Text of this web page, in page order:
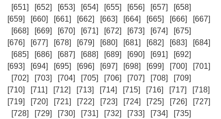
[651]
[652] [653] [654] [655] [656] [657]
[658]
[659]
[660] [661] [662] [663] [664] [665] [666]
[667]
[668]
[669] [670] [671] [672] [673] [674]
[675]
[676]
[677] [678] [679] [680] [681] [682] [683]
[684]
[685]
[686] [687] [688] [689] [690] [691]
[692]
[693]
[694] [695] [696] [697] [698] [699] [700]
[701]
[702]
[703] [704] [705] [706] [707] [708]
[709]
[710]
[711] [712] [713] [714] [715] [716] [717]
[718]
[719]
[720] [721] [722] [723] [724] [725] [726]
[727]
[728]
[729] [730] [731] [732] [733] [734]
[735]